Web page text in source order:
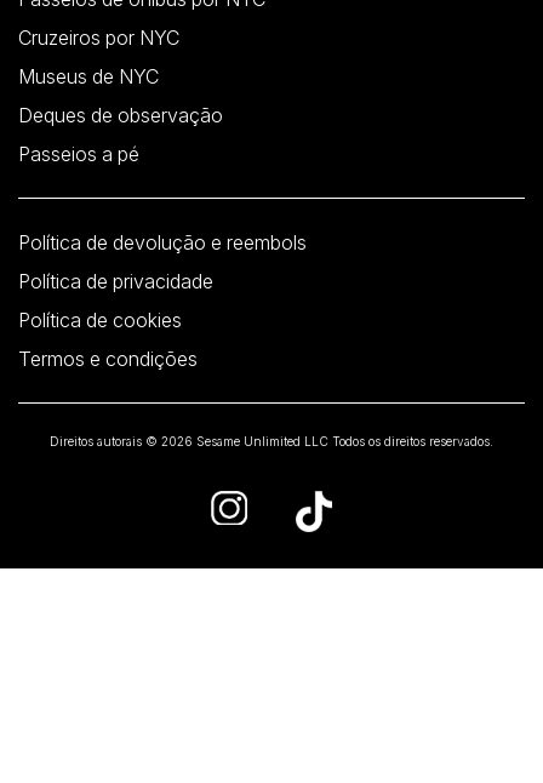
Cruzeiros por NYC
Museus de NYC
Deques de observação
Passeios a pé
Política de devolução e reembols
Política de privacidade
Política de cookies
Termos e condições
Direitos autorais © 2026 Sesame Unlimited LLC Todos os direitos reservados.